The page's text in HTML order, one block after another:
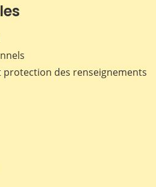
protection des renseignements